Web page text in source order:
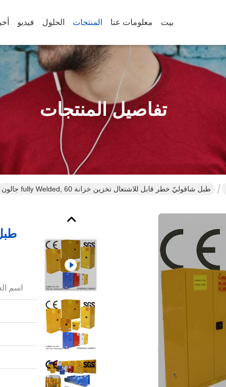
بيت معلومات عنا المنتجات الحلول فيديو
تفاصيل المنتجات
طبل شاقوليّ خطر قابل للاشتعال تخزين خزانة fully Welded, 60 جالون
اسم